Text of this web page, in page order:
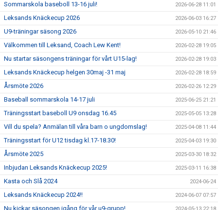
Sommarskola baseboll 13-16 juli! 2026-06-28 11:01
Leksands Knäckecup 2026 2026-06-03 16:27
U9-träningar säsong 2026 2026-05-10 21:46
Välkommen till Leksand, Coach Lew Kent! 2026-02-28 19:05
Nu startar säsongens träningar för vårt U15-lag! 2026-02-28 19:03
Leksands Knäckecup helgen 30maj -31 maj 2026-02-28 18:59
Årsmöte 2026 2026-02-26 12:29
Baseball sommarskola 14-17 juli 2025-06-25 21:21
Träningsstart baseboll U9 onsdag 16.45 2025-05-05 13:28
Vill du spela? Anmälan till våra barn o ungdomslag! 2025-04-08 11:44
Träningsstart för U12 tisdag kl.17-18.30! 2025-04-03 19:30
Årsmöte 2025 2025-03-30 18:32
Inbjudan Leksands Knäckecup 2025! 2025-03-11 16:38
Kasta och Slå 2024 2024-06-24
Leksands Knäckecup 2024!! 2024-06-07 07:57
Nu kickar säsongen igång för vår u9-grupp!